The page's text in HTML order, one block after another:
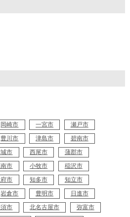
に足して使う水はけ用の金属板
部分の納まりの名称
岡崎市 一宮市
瀬戸市
豊川市 津島市
碧南市
市 西尾市
蒲郡市
市 小牧市
稲沢市
市 知多市
知立市
岩倉市 豊明市
日進市
市 北名古屋市
弥富市